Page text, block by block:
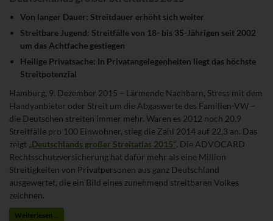
Von langer Dauer: Streitdauer erhöht sich weiter
Streitbare Jugend: Streitfälle von 18- bis 35-Jährigen seit 2002
um das Achtfache gestiegen
Heilige Privatsache: In Privatangelegenheiten liegt das höchste
Streitpotenzial
Hamburg, 9. Dezember 2015 – Lärmende Nachbarn, Stress mit dem
Handyanbieter oder Streit um die Abgaswerte des Familien-VW –
die Deutschen streiten immer mehr. Waren es 2012 noch 20,9
Streitfälle pro 100 Einwohner, stieg die Zahl 2014 auf 22,3 an. Das
zeigt „Deutschlands großer Streitatlas 2015“. Die ADVOCARD
Rechtsschutzversicherung hat dafür mehr als eine Million
Streitigkeiten von Privatpersonen aus ganz Deutschland
ausgewertet, die ein Bild eines zunehmend streitbaren Volkes
zeichnen.
Weiterlesen …